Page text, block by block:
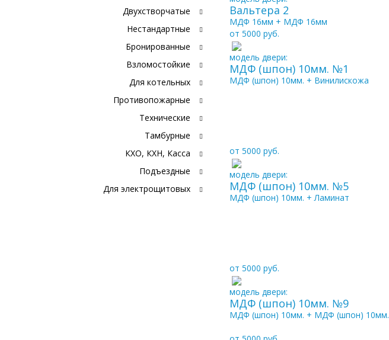
Двухстворчатые
Нестандартные
Бронированные
Взломостойкие
Для котельных
Противопожарные
Технические
Тамбурные
КХО, КХН, Касса
Подъездные
Для электрощитовых
Вальтера 2
МДФ 16мм + МДФ 16мм
от 5000 руб.
модель двери:
МДФ (шпон) 10мм. №1
МДФ (шпон) 10мм. + Винилискожа
от 5000 руб.
модель двери:
МДФ (шпон) 10мм. №5
МДФ (шпон) 10мм. + Ламинат
от 5000 руб.
модель двери:
МДФ (шпон) 10мм. №9
МДФ (шпон) 10мм. + МДФ (шпон) 10мм.